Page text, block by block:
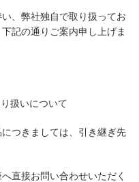
、弊社独自で取り扱ってお
記の通りご案内申し上げま
扱いについて
つきましては、引き継ぎ先
直接お問い合わせいただく